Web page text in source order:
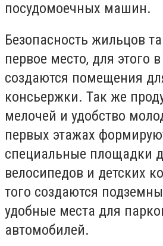
посудомоечных машин.
Безопасность жильцов
первое место, для этого
создаются помещения
консьержки. Так же
мелочей и удобство
первых этажах
специальные площадки
велосипедов и детских
того создаются
удобные места для
автомобилей.